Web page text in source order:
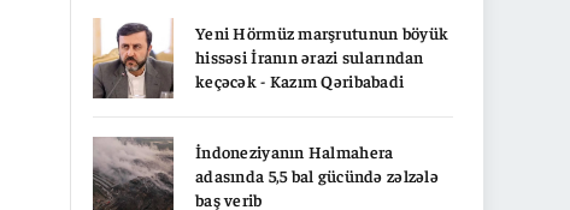
Yeni Hörmüz marşrutunun böyük
hissəsi İranın ərazi sularından
keçəcək - Kazım Qəribabadi
İndoneziyanın Halmahera
adasında 5,5 bal gücündə zəlzələ
baş verib